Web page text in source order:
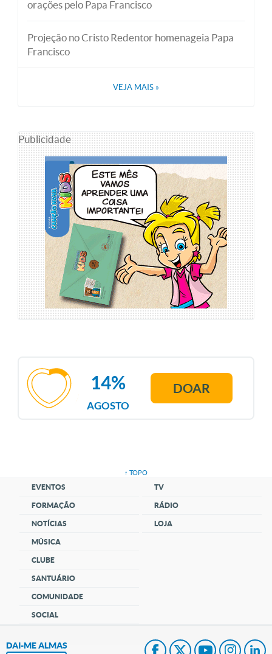
orações pelo Papa Francisco
Projeção no Cristo Redentor homenageia Papa
Francisco
VEJA MAIS »
Publicidade
AGOSTO
14% DOAR
↑ TOPO
EVENTOS
FORMAÇÃO
NOTÍCIAS
MÚSICA
CLUBE
SANTUÁRIO
COMUNIDADE
SOCIAL
TV
RÁDIO
LOJA
DAI-ME ALMAS